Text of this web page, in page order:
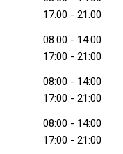
17:00 - 21:00
08:00 - 14:00
17:00 - 21:00
08:00 - 14:00
17:00 - 21:00
08:00 - 14:00
17:00 - 21:00